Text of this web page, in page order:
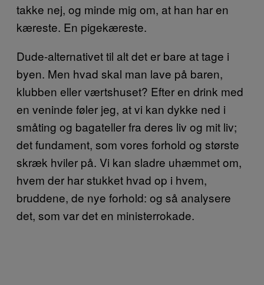
takke nej, og minde mig om, at han har en
kæreste. En pigekæreste.
Dude-alternativet til alt det er bare at tage i
byen. Men hvad skal man lave på baren,
klubben eller værtshuset? Efter en drink med
en veninde føler jeg, at vi kan dykke ned i
småting og bagateller fra deres liv og mit liv;
det fundament, som vores forhold og største
skræk hviler på. Vi kan sladre uhæmmet om,
hvem der har stukket hvad op i hvem,
bruddene, de nye forhold: og så analysere
det, som var det en ministerrokade.